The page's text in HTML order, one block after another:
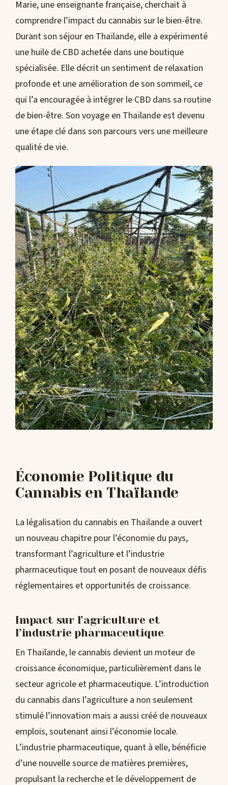
Marie, une enseignante française, cherchait à
comprendre l’impact du cannabis sur le bien-être.
Durant son séjour en Thaïlande, elle a expérimenté
une huile de CBD achetée dans une boutique
spécialisée. Elle décrit un sentiment de relaxation
profonde et une amélioration de son sommeil, ce
qui l’a encouragée à intégrer le CBD dans sa routine
de bien-être. Son voyage en Thaïlande est devenu
une étape clé dans son parcours vers une meilleure
qualité de vie.
Économie Politique du
Cannabis en Thaïlande
La légalisation du cannabis en Thaïlande a ouvert
un nouveau chapitre pour l’économie du pays,
transformant l’agriculture et l’industrie
pharmaceutique tout en posant de nouveaux défis
réglementaires et opportunités de croissance.
Impact sur l’agriculture et
l’industrie pharmaceutique
En Thaïlande, le cannabis devient un moteur de
croissance économique, particulièrement dans le
secteur agricole et pharmaceutique. L’introduction
du cannabis dans l’agriculture a non seulement
stimulé l’innovation mais a aussi créé de nouveaux
emplois, soutenant ainsi l’économie locale.
L’industrie pharmaceutique, quant à elle, bénéficie
d’une nouvelle source de matières premières,
propulsant la recherche et le développement de